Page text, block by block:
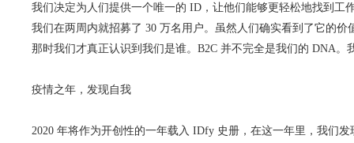
我们决定为人们提供一个唯一的 ID，让他们能够更轻松地找到工
我们在两周内就招募了 30 万名用户。虽然人们确实看到了它的
那时我们才真正认识到我们是谁。B2C 并不完全是我们的 DNA
疫情之年，发现自我
2020 年将作为开创性的一年载入 IDfy 史册，在这一年里，我们